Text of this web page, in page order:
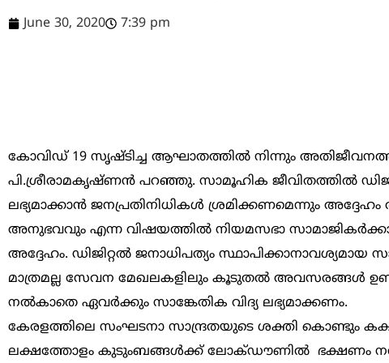
June 30, 2020 7:39 pm
കോവിഡ് 19 സൃഷ്ടിച്ച ആഘാതത്തിൽ നിന്നും
പി.ശ്രീരാമകൃഷ്ണൻ പറഞ്ഞു. സാമൂഹിക ജീവിതത്തിൽ
ലഭ്യമാക്കാൻ ജനപ്രതിനിധികൾ ശ്രമിക്കണമെന്നും
അനുഭവവും എന്ന വിഷയത്തിൽ നിയമസഭാ
അദ്ദേഹം. ഡിജിറ്റൽ ജനാധിപത്യം
മാത്രമല്ല സേവന മേഖലകളിലും കൂടുതൽ അവസരങ്ങൾ
നൽകാതെ ഏവർക്കും സാങ്കേതിക വിദ്യ ലഭ്യമാക്കണം.
കേരളത്തിലെ സംഘടനാ സാന്ദ്രതയുടെ ശക്തി കൊണ്ടും
ലക്ഷത്തോളം കുടുംബങ്ങൾക്ക് ലോക്ഡൗണിൽ ഭക്ഷണം